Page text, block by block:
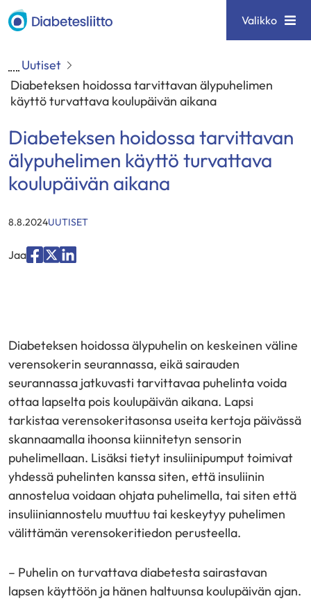
Siirry
sisältöön
Diabetesliitto Valikko
Uutiset
Diabeteksen hoidossa tarvittavan älypuhelimen
käyttö turvattava koulupäivän aikana
Diabeteksen hoidossa tarvittavan
älypuhelimen käyttö turvattava
koulupäivän aikana
8.8.2024KATEGORIAT
UUTISET
Jaa
Diabeteksen hoidossa älypuhelin on keskeinen väline
verensokerin seurannassa, eikä sairauden
seurannassa jatkuvasti tarvittavaa puhelinta voida
ottaa lapselta pois koulupäivän aikana. Lapsi
tarkistaa verensokeritasonsa useita kertoja päivässä
skannaamalla ihoonsa kiinnitetyn sensorin
puhelimellaan. Lisäksi tietyt insuliinipumput toimivat
yhdessä puhelinten kanssa siten, että insuliinin
annostelua voidaan ohjata puhelimella, tai siten että
insuliiniannostelu muuttuu tai keskeytyy puhelimen
välittämän verensokeritiedon perusteella.
– Puhelin on turvattava diabetesta sairastavan
lapsen käyttöön ja hänen haltuunsa koulupäivän ajan.